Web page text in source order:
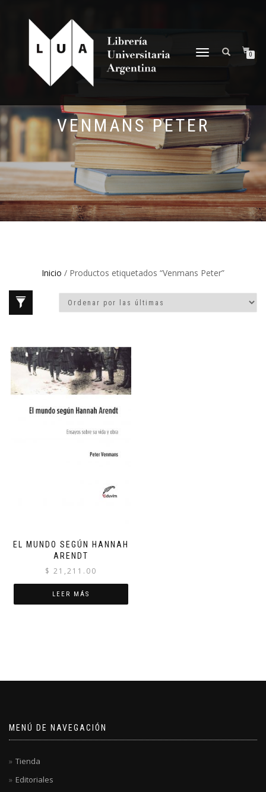
NAVEGACIÓN
0
VENMANS PETER
Inicio / Productos etiquetados “Venmans Peter”
EL MUNDO SEGÚN HANNAH
ARENDT
$ 21,211.00
LEER MÁS
MENÚ DE NAVEGACIÓN
Tienda
Editoriales